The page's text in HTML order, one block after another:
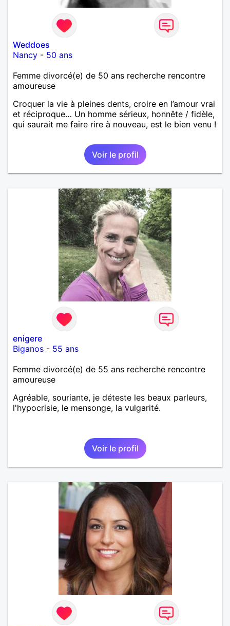
Weddoes
Nancy - 50 ans
Femme divorcé(e) de 50 ans recherche rencontre
amoureuse
Croquer la vie à pleines dents, croire en l’amour vrai
et réciproque… Un homme sérieux, honnête / fidèle,
qui saurait me faire rire à nouveau, est le bien venu !
Voir le profil
enigere
Biganos - 55 ans
Femme divorcé(e) de 55 ans recherche rencontre
amoureuse
Agréable, souriante, je déteste les beaux parleurs,
l'hypocrisie, le mensonge, la vulgarité.
Voir le profil